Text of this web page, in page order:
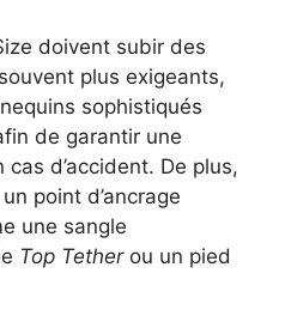
doivent subir des
plus exigeants,
sophistiqués
de garantir une
d’accident. De plus,
point d’ancrage
une sangle
Top Tetherou un pied